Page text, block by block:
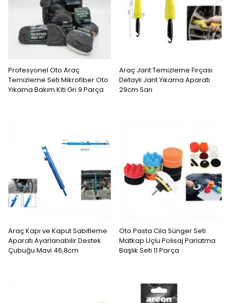
Profesyonel Oto Araç
Temizleme Seti Mikrofiber Oto
Yıkama Bakım Kiti Gri 9 Parça
Araç Jant Temizleme Fırçası
Detaylı Jant Yıkama Aparatı
29cm Sarı
Araç Kapı ve Kaput Sabitleme
Aparatı Ayarlanabilir Destek
Çubuğu Mavi 46,8cm
Oto Pasta Cila Sünger Seti
Matkap Uçlu Polisaj Parlatma
Başlık Seti 11 Parça